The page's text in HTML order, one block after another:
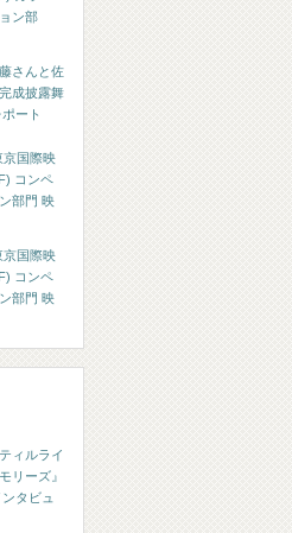
ン部
さんと佐
成披露舞
ート
京国際映
コンペ
部門 映
京国際映
コンペ
部門 映
ィルライ
リーズ』
タビュ